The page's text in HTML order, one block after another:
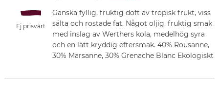
Ej prisvärt
Ganska fyllig, fruktig doft av tropisk frukt, viss
sälta och rostade fat. Något oljig, fruktig smak
med inslag av Werthers kola, medelhög syra
och en lätt kryddig eftersmak. 40% Rousanne,
30% Marsanne, 30% Grenache Blanc Ekologiskt